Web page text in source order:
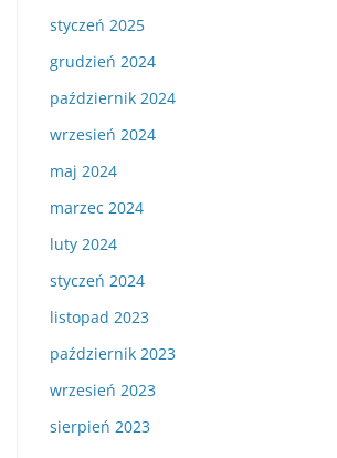
styczeń 2025
grudzień 2024
październik 2024
wrzesień 2024
maj 2024
marzec 2024
luty 2024
styczeń 2024
listopad 2023
październik 2023
wrzesień 2023
sierpień 2023